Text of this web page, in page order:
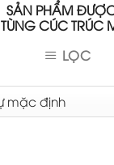
SẢN PHẨM
TÙNG CÚC TRÚC
LỌC